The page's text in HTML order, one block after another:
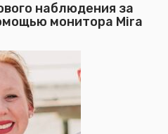
наблюдения за
монитора Mira